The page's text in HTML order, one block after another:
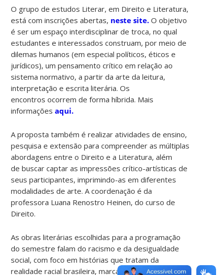
O grupo de estudos Literar, em Direito e Literatura,
está com inscrições abertas, neste site. O objetivo
é ser um espaço interdisciplinar de troca, no qual
estudantes e interessados construam, por meio de
dilemas humanos (em especial políticos, éticos e
jurídicos), um pensamento crítico em relação ao
sistema normativo, a partir da arte da leitura,
interpretação e escrita literária. Os
encontros ocorrem de forma híbrida. Mais
informaçõesaqui.
A proposta também é realizar atividades de ensino,
pesquisa e extensão para compreender as múltiplas
abordagens entre o Direito e a Literatura, além
de buscar captar as impressões crítico-artísticas de
seus participantes, imprimindo-as em diferentes
modalidades de arte. A coordenação é da
professora Luana Renostro Heinen, do curso de
Direito.
As obras literárias escolhidas para a programação
do semestre falam do racismo e da desigualdade
social, com foco em histórias que tratam da
realidade racial brasileira, marcada pelo racismo